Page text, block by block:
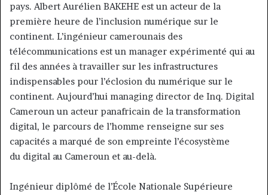
pays. Albert Aurélien BAKEHE est un acteur de la
première heure de l’inclusion numérique sur le
continent. L’ingénieur camerounais des
télécommunications est un manager expérimenté qui au
fil des années à travailler sur les infrastructures
indispensables pour l’éclosion du numérique sur le
continent. Aujourd’hui managing director de Inq. Digital
Cameroun un acteur panafricain de la transformation
digital, le parcours de l’homme renseigne sur ses
capacités a marqué de son empreinte l’écosystème
du digital au Cameroun et au-delà.
Ingénieur diplômé de l’École Nationale Supérieure